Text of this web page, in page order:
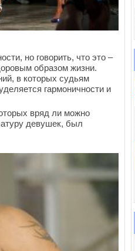
но говорить, что это –
образом жизни.
в которых судьям
гармоничности и
вряд ли можно
девушек, был